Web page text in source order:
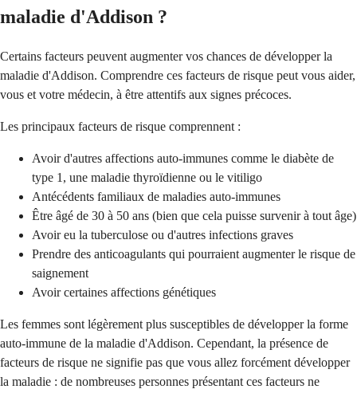
maladie d'Addison ?
Certains facteurs peuvent augmenter vos chances de développer la
maladie d'Addison. Comprendre ces facteurs de risque peut vous aider,
vous et votre médecin, à être attentifs aux signes précoces.
Les principaux facteurs de risque comprennent :
Avoir d'autres affections auto-immunes comme le diabète de
type 1, une maladie thyroïdienne ou le vitiligo
Antécédents familiaux de maladies auto-immunes
Être âgé de 30 à 50 ans (bien que cela puisse survenir à tout âge)
Avoir eu la tuberculose ou d'autres infections graves
Prendre des anticoagulants qui pourraient augmenter le risque de
saignement
Avoir certaines affections génétiques
Les femmes sont légèrement plus susceptibles de développer la forme
auto-immune de la maladie d'Addison. Cependant, la présence de
facteurs de risque ne signifie pas que vous allez forcément développer
la maladie : de nombreuses personnes présentant ces facteurs ne